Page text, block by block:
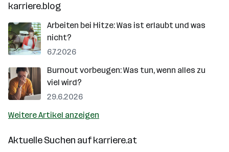
karriere.blog
Arbeiten bei Hitze: Was ist erlaubt und was
nicht?
6.7.2026
Burnout vorbeugen: Was tun, wenn alles zu
viel wird?
29.6.2026
Weitere Artikel anzeigen
Aktuelle Suchen aufkarriere.at